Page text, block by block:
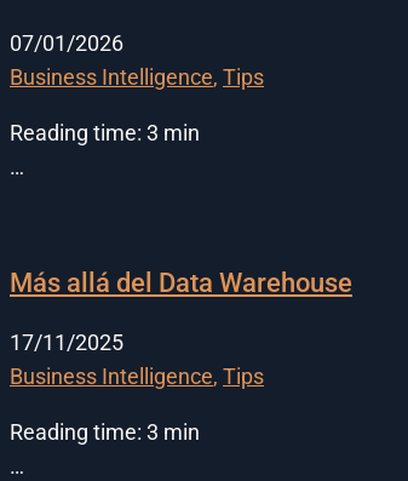
07/01/2026
Business Intelligence, Tips
Reading time: 3 min
…
Más allá del Data Warehouse
17/11/2025
Business Intelligence, Tips
Reading time: 3 min
…